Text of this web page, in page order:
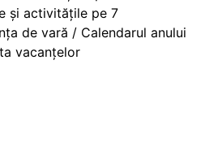
și activitățile pe 7
de vară / Calendarul anului
vacanțelor